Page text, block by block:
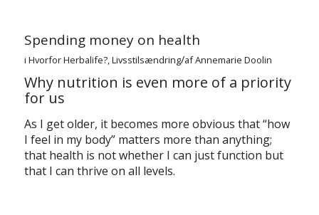
Spending money on health
i Hvorfor Herbalife?,Livsstilsændring/afAnnemarie Doolin
Why nutrition is even more of a priority
for us
As I get older, it becomes more obvious that “how
I feel in my body” matters more than anything;
that health is not whether I can just function but
that I can thrive on all levels.